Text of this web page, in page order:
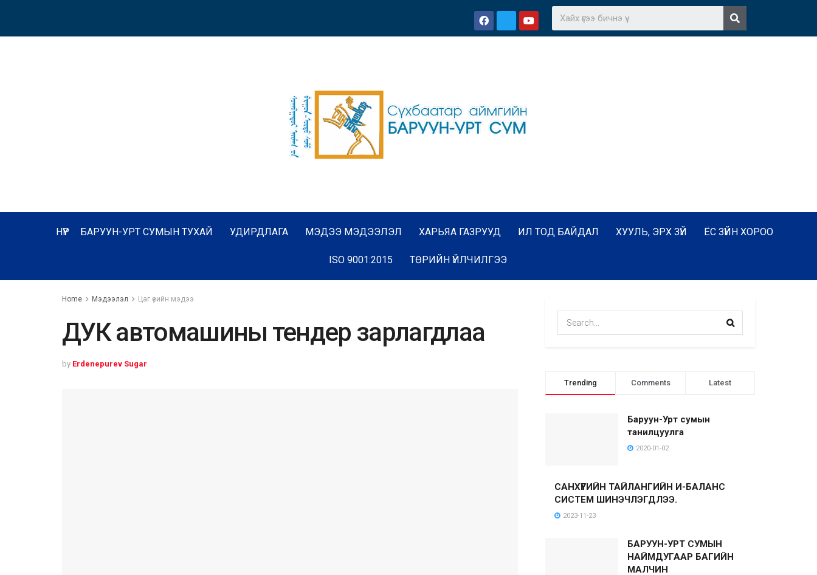
НҮҮР БАРУУН-УРТ СУМЫН ТУХАЙ УДИРДЛАГА МЭДЭЭ МЭДЭЭЛЭЛ ХАРЬЯА ГАЗРУУД ИЛ ТОД БАЙДАЛ ХУУЛЬ, ЭРХ ЗҮЙ ЁС ЗҮЙН ХОРОО
ISO 9001:2015 ТӨРИЙН ҮЙЛЧИЛГЭЭ
Home Мэдээлэл Цаг үеийн мэдээ
ДУК автомашины тендер зарлагдлаа
by Erdenepurev Sugar
Trending Comments Latest
Баруун-Урт сумын
танилцуулга
2020-01-02
САНХҮҮГИЙН ТАЙЛАНГИЙН И-БАЛАНС
СИСТЕМ ШИНЭЧЛЭГДЛЭЭ.
2023-11-23
БАРУУН-УРТ СУМЫН
НАЙМДУГААР БАГИЙН
МАЛЧИН